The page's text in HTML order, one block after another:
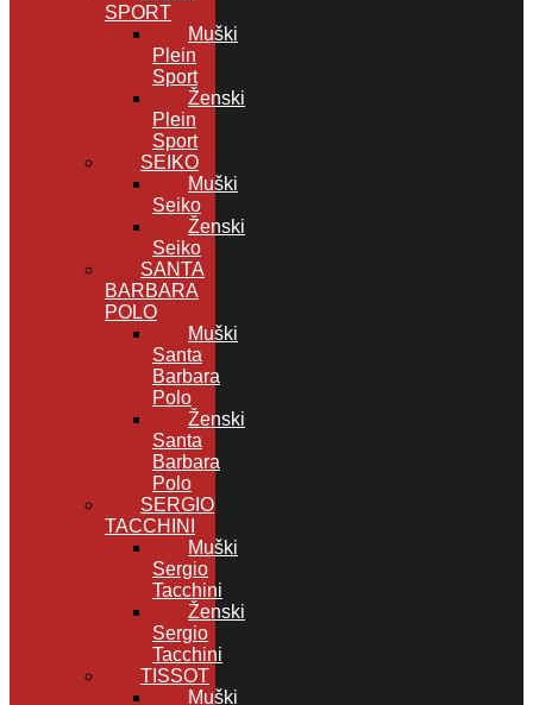
SPORT
Muški
Plein
Sport
Ženski
Plein
Sport
SEIKO
Muški
Seiko
Ženski
Seiko
SANTA
BARBARA
POLO
Muški
Santa
Barbara
Polo
Ženski
Santa
Barbara
Polo
SERGIO
TACCHINI
Muški
Sergio
Tacchini
Ženski
Sergio
Tacchini
TISSOT
Muški